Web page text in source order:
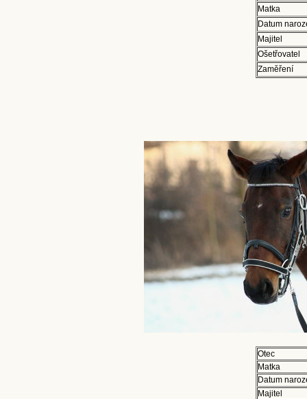
Matka
Datum
Majitel
Ošetřovatel
Zaměření
Otec
Matka
Datum
Majitel